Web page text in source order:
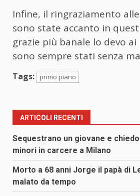
Infine, il ringraziamento
sono state accanto in
grazie più banale lo devo
sono sempre stati senza
Tags: primo piano
ARTICOLI RECENTI
Sequestrano un giovane e
minori in carcere a Milano
Morto a 68 anni Jorge il papà di
malato da tempo